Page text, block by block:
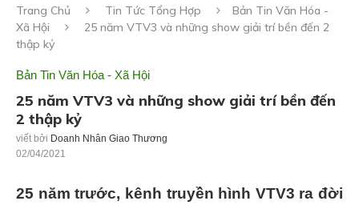
Trang Chủ Tin Tức Tổng Hợp
Bản Tin Văn Hóa -
Xã Hội
25 năm VTV3 và những show giải trí bền đến 2
thập kỷ
Bản Tin Văn Hóa - Xã Hội
25 năm VTV3 và những show giải trí bền đến
2 thập kỷ
viết bởi Doanh Nhân Giao Thương
02/04/2021
25 năm trước, kênh truyền hình VTV3 ra đời